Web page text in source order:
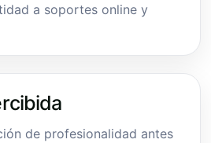
a soportes online y
de profesionalidad antes